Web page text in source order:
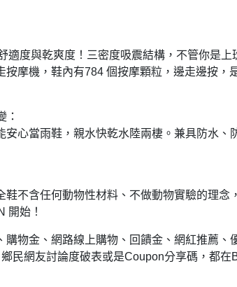
適度與乾爽度！三密度吸震結構，不管你是上
摩機，鞋內有784 個按摩顆粒，邊走邊按，
：
心當雨鞋，親水快乾水陸兩棲。兼具防水、
鞋不含任何動物性材料、不做動物實驗的理念
開始！
物金、網路線上購物、回饋金、網紅推薦、
民網友討論度破表或是Coupon分享碼，都在